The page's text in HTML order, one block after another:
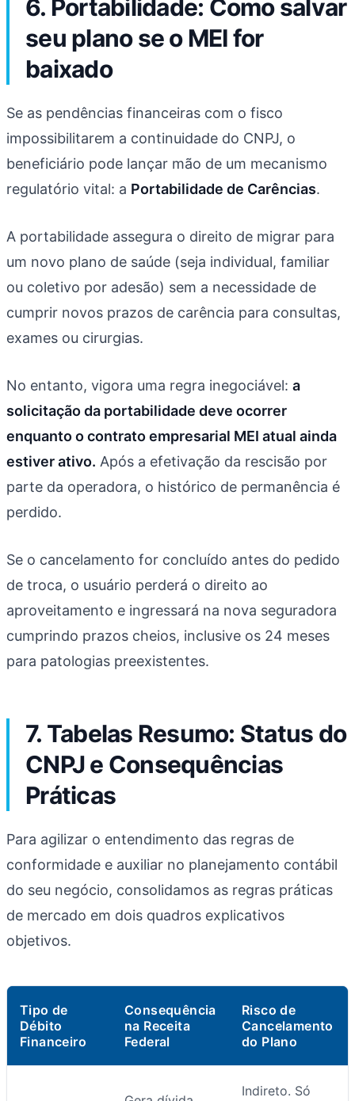
6. Portabilidade: Como salvar
seu plano se o MEI for
baixado
Se as pendências financeiras com o fisco
impossibilitarem a continuidade do CNPJ, o
beneficiário pode lançar mão de um mecanismo
regulatório vital: a Portabilidade de Carências.
A portabilidade assegura o direito de migrar para
um novo plano de saúde (seja individual, familiar
ou coletivo por adesão) sem a necessidade de
cumprir novos prazos de carência para consultas,
exames ou cirurgias.
No entanto, vigora uma regra inegociável: a
solicitação da portabilidade deve ocorrer
enquanto o contrato empresarial MEI atual ainda
estiver ativo. Após a efetivação da rescisão por
parte da operadora, o histórico de permanência é
perdido.
Se o cancelamento for concluído antes do pedido
de troca, o usuário perderá o direito ao
aproveitamento e ingressará na nova seguradora
cumprindo prazos cheios, inclusive os 24 meses
para patologias preexistentes.
7. Tabelas Resumo: Status do
CNPJ e Consequências
Práticas
Para agilizar o entendimento das regras de
conformidade e auxiliar no planejamento contábil
do seu negócio, consolidamos as regras práticas
de mercado em dois quadros explicativos
objetivos.
Tipo de
Débito
Financeiro
Consequência
na Receita
Federal
Risco de
Cancelamento
do Plano
Indireto. Só